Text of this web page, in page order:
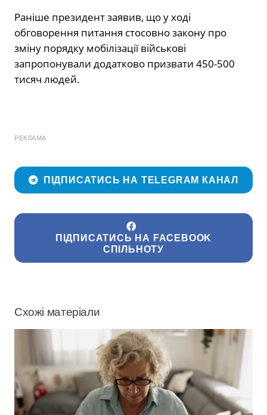
Раніше президент заявив, що у ході
обговорення питання стосовно закону про
зміну порядку мобілізації військові
запропонували додатково призвати 450-500
тисяч людей.
РЕКЛАМА
ПІДПИСАТИСЬ НА TELEGRAM КАНАЛ
ПІДПИСАТИСЬ НА FACEBOOK
СПІЛЬНОТУ
Схожі матеріали